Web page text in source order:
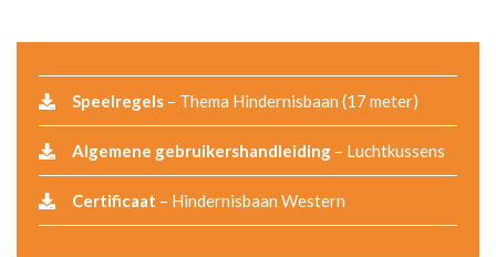
Speelregels – Thema Hindernisbaan (17 meter)
Algemene gebruikershandleiding – Luchtkussens
Certificaat – Hindernisbaan Western